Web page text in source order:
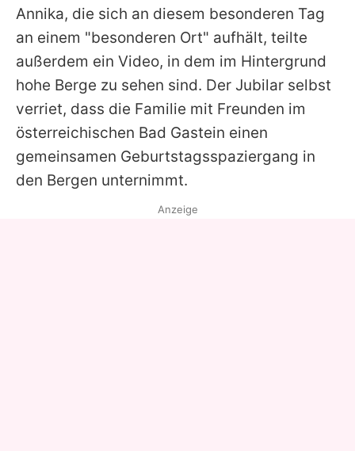
Datenschutzerklärung
Utiq verwalten
Annika, die sich an diesem besonderen Tag
an einem "besonderen Ort" aufhält, teilte
außerdem ein Video, in dem im Hintergrund
hohe Berge zu sehen sind. Der Jubilar selbst
verriet, dass die Familie mit Freunden im
österreichischen Bad Gastein einen
gemeinsamen Geburtstagsspaziergang in
den Bergen unternimmt.
Anzeige